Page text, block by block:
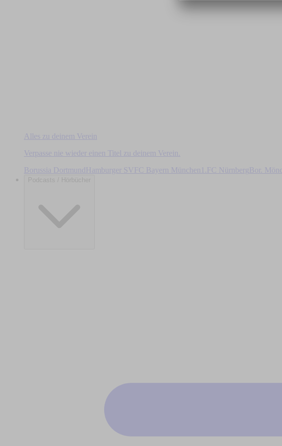
Alles zu deinem Verein
Verpasse nie wieder einen Titel zu deinem Verein.
Borussia DortmundHamburger SV FC Bayern München 1.FC Nürnberg Bor.
Podcasts / Hörbücher